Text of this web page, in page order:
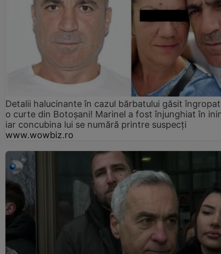
Detalii halucinante în cazul bărbatului găsit
o curte din Botoșani! Marinel a fost înjunghiat în
iar concubina lui se numără printre suspecți
www.wowbiz.ro